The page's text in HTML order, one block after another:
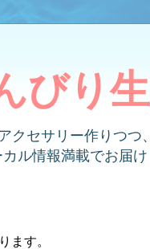
びり
クセサリー作りつ
ル情報満載でお届け
ます。